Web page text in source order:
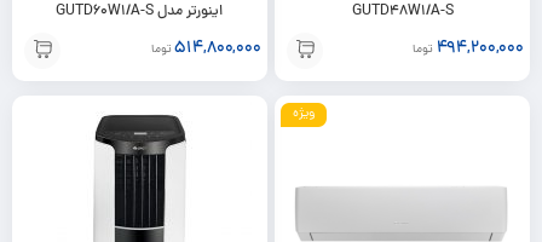
GUTD48W1/A-S
494,200,000 تومان
اینورتر مدل GUTD60W1/A-S
514,800,000 تومان
ویژه